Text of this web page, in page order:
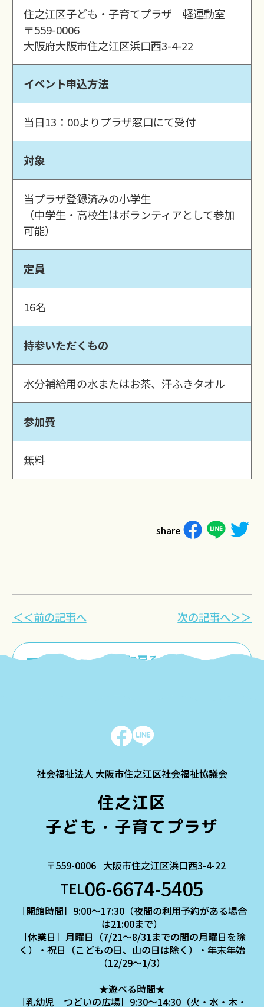
住之江区子ども・子育てプラザ 軽運動室
〒559-0006
大阪府大阪市住之江区浜口西3-4-22
イベント申込方法
当日13：00よりプラザ窓口にて受付
対象
当プラザ登録済みの小学生
（中学生・高校生はボランティアとして参加
可能）
定員
16名
持参いただくもの
水分補給用の水またはお茶、汗ふきタオル
参加費
無料
share
＜＜前の記事へ
一覧に戻る
次の記事へ＞＞
社会福祉法人 大阪市住之江区社会福祉協議会
住之江区
子ども・子育てプラザ
〒559-0006 大阪市住之江区浜口西3-4-22
TEL06-6674-5405
［開館時間］9:00～17:30（夜間の利用予約がある場合
は21:00まで）
［休業日］月曜日（7/21～8/31までの間の月曜日を除
く）・祝日（こどもの日、山の日は除く）・年末年始
（12/29～1/3）
★遊べる時間★
［乳幼児 つどいの広場］9:30～14:30（火・水・木・